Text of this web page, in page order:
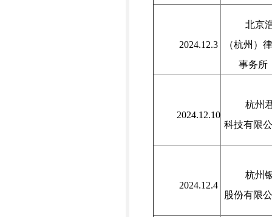
2024.12.3
北京
（杭州）
事务所
2024.12.10
杭州
科技有限
2024.12.4
杭州
股份有限